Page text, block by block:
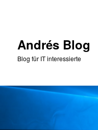
Andrés Blog
Blog für IT interessierte